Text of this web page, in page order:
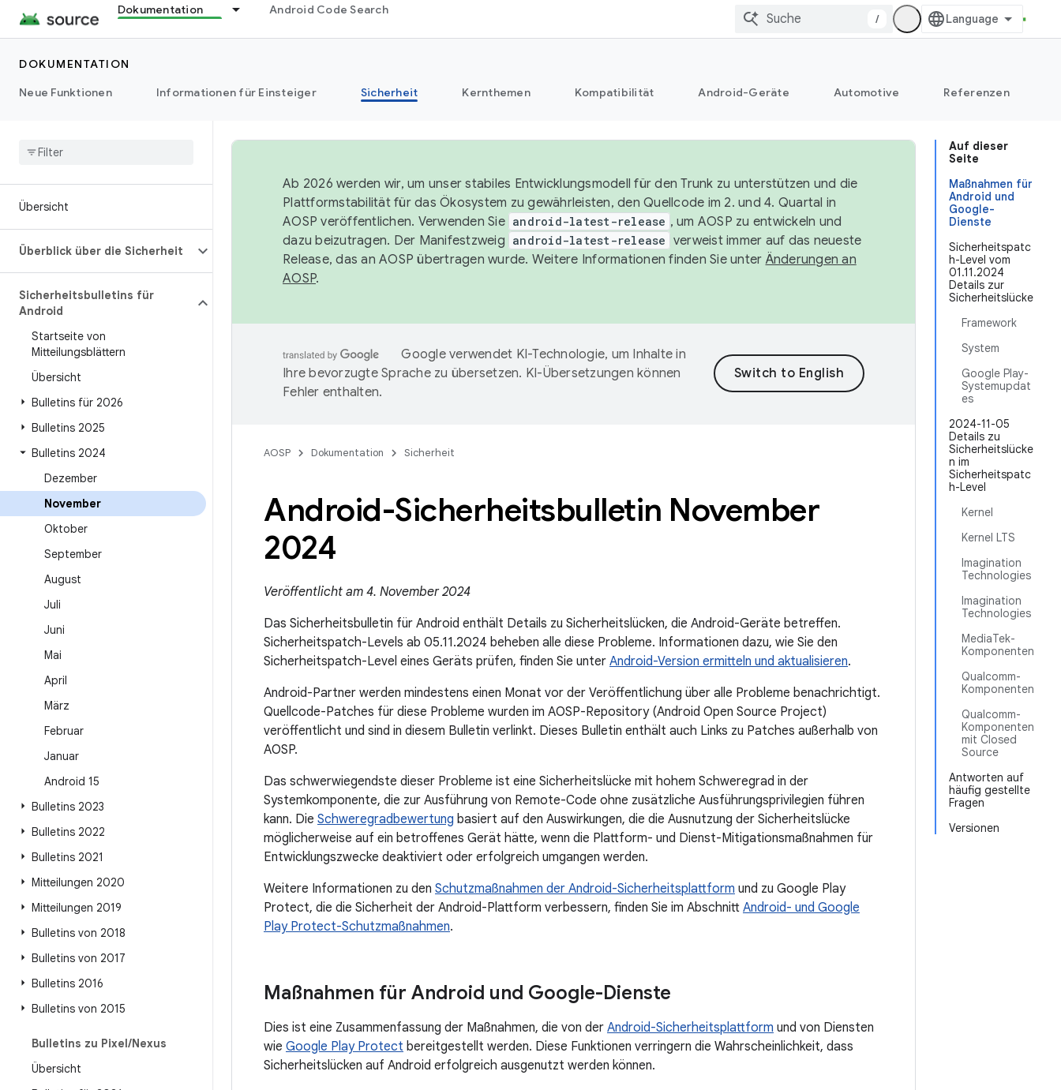
Dokumentation Android Code Search
/
DOKUMENTATION
Neue Funktionen
Informationen für Einsteiger Sicherheit Kernthemen Kompatibilität Android-Geräte Automotive Referenzen
Übersicht
Überblick über die Sicherheit
Sicherheitsbulletins für
Android
Startseite von
Mitteilungsblättern
Übersicht
Bulletins für 2026
Bulletins 2025
Bulletins 2024
Dezember
November
Oktober
September
August
Juli
Juni
Mai
April
März
Februar
Januar
Android 15
Bulletins 2023
Bulletins 2022
Bulletins 2021
Mitteilungen 2020
Mitteilungen 2019
Bulletins von 2018
Bulletins von 2017
Bulletins 2016
Bulletins von 2015
Bulletins zu Pixel/Nexus
Übersicht
Auf dieser
Seite
Maßnahmen für
Android und
Google-
Dienste
Sicherheitspatc
h-Level vom
01.11.2024
Details zur
Sicherheitslücke
Framework
System
Google Play-
Systemupdat
es
2024-11-05
Details zu
Sicherheitslücke
n im
Sicherheitspatc
h-Level
Kernel
Kernel LTS
Imagination
Technologies
Imagination
Technologies
MediaTek-
Komponenten
Qualcomm-
Komponenten
Qualcomm-
Komponenten
mit Closed
Source
Antworten auf
häufig gestellte
Fragen
Versionen
Ab 2026 werden wir, um unser stabiles Entwicklungsmodell für den Trunk zu unterstützen und die
Plattformstabilität für das Ökosystem zu gewährleisten, den Quellcode im 2. und 4. Quartal in
AOSP veröffentlichen. Verwenden Sie android-latest-release , um AOSP zu entwickeln und
dazu beizutragen. Der Manifestzweig android-latest-release verweist immer auf das neueste
Release, das an AOSP übertragen wurde. Weitere Informationen finden Sie unter Änderungen an
AOSP.
Google verwendet KI-Technologie, um Inhalte in
Ihre bevorzugte Sprache zu übersetzen. KI-Übersetzungen können
Fehler enthalten.
AOSP Dokumentation Sicherheit
Android-Sicherheitsbulletin November
2024
Veröffentlicht am 4. November 2024
Das Sicherheitsbulletin für Android enthält Details zu Sicherheitslücken, die Android-Geräte betreffen.
Sicherheitspatch-Levels ab 05.11.2024 beheben alle diese Probleme. Informationen dazu, wie Sie den
Sicherheitspatch-Level eines Geräts prüfen, finden Sie unter Android-Version ermitteln und aktualisieren.
Android-Partner werden mindestens einen Monat vor der Veröffentlichung über alle Probleme benachrichtigt.
Quellcode-Patches für diese Probleme wurden im AOSP-Repository (Android Open Source Project)
veröffentlicht und sind in diesem Bulletin verlinkt. Dieses Bulletin enthält auch Links zu Patches außerhalb von
AOSP.
Das schwerwiegendste dieser Probleme ist eine Sicherheitslücke mit hohem Schweregrad in der
Systemkomponente, die zur Ausführung von Remote-Code ohne zusätzliche Ausführungsprivilegien führen
kann. Die Schweregradbewertung basiert auf den Auswirkungen, die die Ausnutzung der Sicherheitslücke
möglicherweise auf ein betroffenes Gerät hätte, wenn die Plattform- und Dienst-Mitigationsmaßnahmen für
Entwicklungszwecke deaktiviert oder erfolgreich umgangen werden.
Weitere Informationen zu den Schutzmaßnahmen der Android-Sicherheitsplattform und zu Google Play
Protect, die die Sicherheit der Android-Plattform verbessern, finden Sie im Abschnitt Android- und Google
Play Protect-Schutzmaßnahmen.
Maßnahmen für Android und Google-Dienste
Dies ist eine Zusammenfassung der Maßnahmen, die von der Android-Sicherheitsplattform und von Diensten
wie Google Play Protect bereitgestellt werden. Diese Funktionen verringern die Wahrscheinlichkeit, dass
Sicherheitslücken auf Android erfolgreich ausgenutzt werden können.